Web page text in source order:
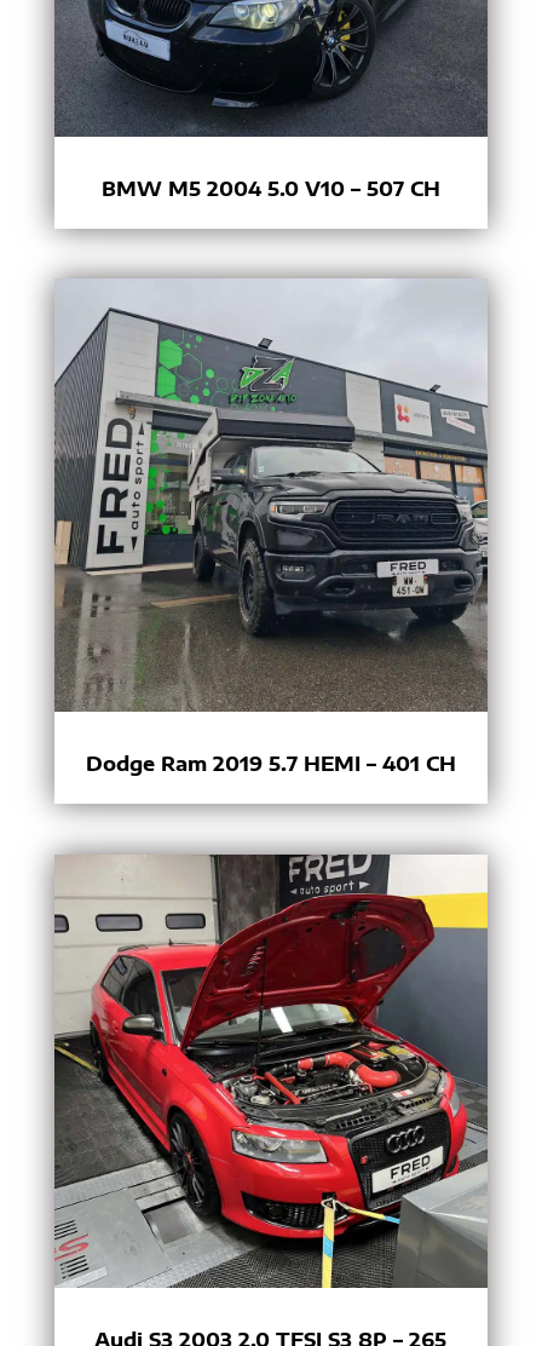
BMW M5 2004 5.0 V10 – 507 CH
Dodge Ram 2019 5.7 HEMI – 401 CH
Audi S3 2003 2.0 TFSI S3 8P – 265